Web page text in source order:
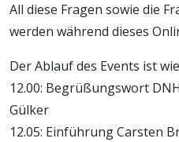
All diese Fragen sowie die
werden während dieses
Der Ablauf des Events ist
12.00: Begrüßungswort
Gülker
12.05: Einführung Carsten